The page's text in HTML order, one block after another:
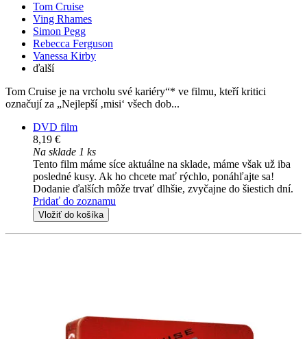
Tom Cruise
Ving Rhames
Simon Pegg
Rebecca Ferguson
Vanessa Kirby
ďalší
Tom Cruise je na vrcholu své kariéry“* ve filmu, kteří kritici
označují za „Nejlepší ‚misi‘ všech dob...
DVD film
8,19 €
Na sklade 1 ks
Tento film máme síce aktuálne na sklade, máme však už iba
posledné kusy. Ak ho chcete mať rýchlo, ponáhľajte sa!
Dodanie ďalších môže trvať dlhšie, zvyčajne do šiestich dní.
Pridať do zoznamu
Vložiť do košíka